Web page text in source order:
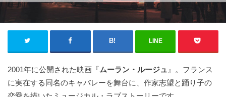
LINE
2001年に公開された映画『ムーラン・ルージュ 』。フランス
に実在する同名のキャバレーを舞台に、作家志望と踊り子の